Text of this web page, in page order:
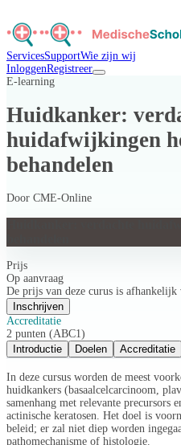
ServicesSupportWie zijn wij
InloggenRegistreer
E-learning
Huidkanker:
huidafwijkingen
behandelen
Door CME-Online
Prijs
Op aanvraag
De prijs van deze curus is
Inschrijven
Accreditatie
2 punten (ABC1)
Introductie
Doelen Accreditatie
In deze cursus worden de meest
huidkankers (basaalcelcarcinoom,
samenhang met relevante precursors
actinische keratosen. Het doel is
beleid; er zal niet diep worden
pathomechanisme of histologie.